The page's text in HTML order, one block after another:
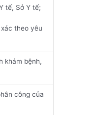
tế, Sở Y tế;
theo yêu
khám bệnh,
công của